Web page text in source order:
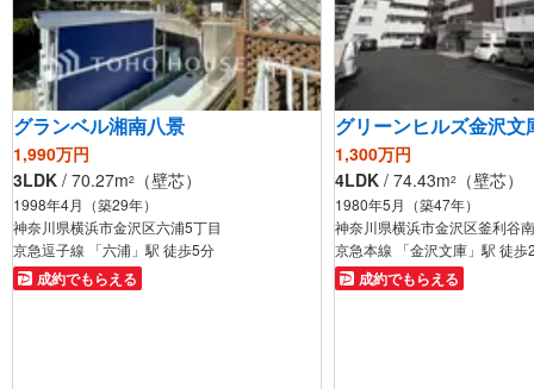
グランベル湘南八景
1,990万円
3LDK / 70.27m2 （壁芯）
1998年4月（築29年）
神奈川県横浜市金沢区六浦5丁目
京急逗子線 「六浦」駅 徒歩5分
成約でもらえる
グリーンヒルズ金沢文
1,300万円
4LDK / 74.43m2 （壁芯）
1980年5月（築47年）
神奈川県横浜市金沢区釜利谷
京急本線 「金沢文庫」駅 徒歩
成約でもらえる